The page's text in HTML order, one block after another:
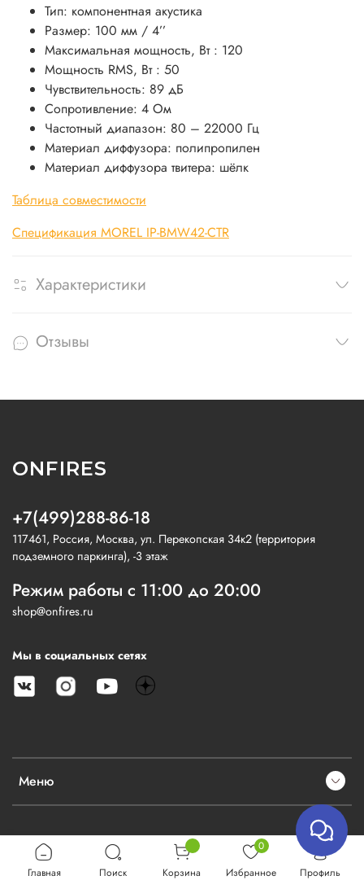
Тип: компонентная акустика
Размер: 100 мм / 4’’
Максимальная мощность, Вт : 120
Мощность RMS, Вт : 50
Чувствительность: 89 дБ
Сопротивление: 4 Ом
Частотный диапазон: 80 – 22000 Гц
Материал диффузора: полипропилен
Материал диффузора твитера: шёлк
Таблица совместимости
Спецификация MOREL IP-BMW42-CTR
Характеристики
Отзывы
Меню
ONFIRES
+7(499)288-86-18
117461, Россия, Москва, ул. Перекопская 34к2 (территория
подземного паркинга), -3 этаж
Режим работы с 11:00 до 20:00
shop@onfires.ru
Мы в социальных сетях
Главная Поиск Корзина
0
Избранное
Профиль